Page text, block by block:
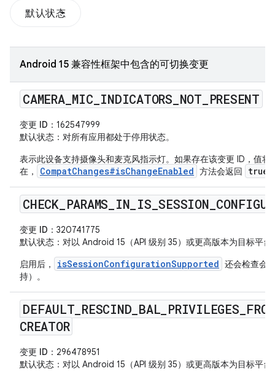
默认状态
Android 15 兼容性框架中包含的可切换变更
CAMERA_ MIC INDICATORS NOT PRESENT
变更 ID ：162547999
默认状态 ：对所有应用都处于停用状态。
表示此设备支持摄像头和麦克风指示灯。如果存在该变更 ID，值将
在，
CompatChanges#isChangeEnabled 方法会返回 true
CHECK PARAMS IN IS _SESSION
变更 ID ：320741775
默认状态 ：对以 Android 15（API 级别 35）或更高版本为目标平
启用后，
isSessionConfigurationSupported 还会检查会
持）。
DEFAULT RESCIND BAL PRIVILEGES FROM
CREATOR
变更 ID ：296478951
默认状态 ：对以 Android 15（API 级别 35）或更高版本为目标平